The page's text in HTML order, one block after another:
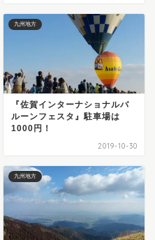
九州地方
『佐賀インターナショナルバ
ルーンフェスタ』駐車場は
1000円！
2019-10-30
九州地方